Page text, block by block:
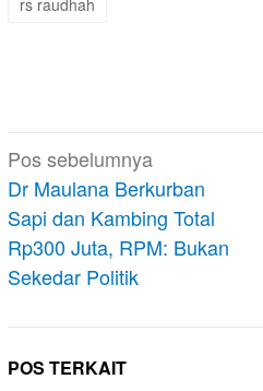
Navigasi
pos
Pos sebelumnya
Dr Maulana Berkurban
Sapi dan Kambing Total
Rp300 Juta, RPM: Bukan
Sekedar Politik
POS TERKAIT